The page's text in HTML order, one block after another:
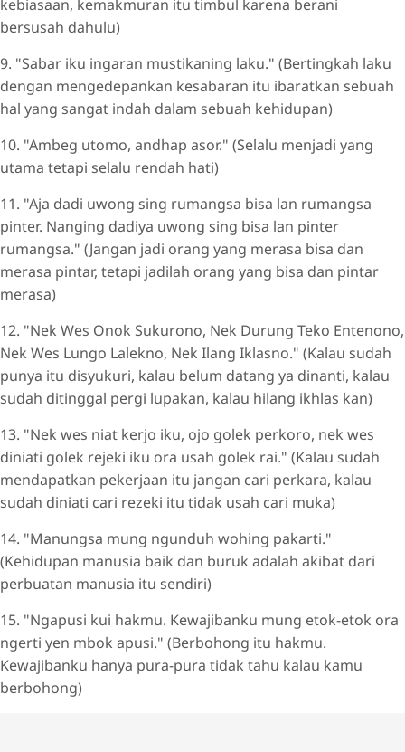
kebiasaan, kemakmuran itu timbul karena berani
bersusah dahulu)
9. "Sabar iku ingaran mustikaning laku." (Bertingkah laku
dengan mengedepankan kesabaran itu ibaratkan sebuah
hal yang sangat indah dalam sebuah kehidupan)
10. "Ambeg utomo, andhap asor." (Selalu menjadi yang
utama tetapi selalu rendah hati)
11. "Aja dadi uwong sing rumangsa bisa lan rumangsa
pinter. Nanging dadiya uwong sing bisa lan pinter
rumangsa." (Jangan jadi orang yang merasa bisa dan
merasa pintar, tetapi jadilah orang yang bisa dan pintar
merasa)
12. "Nek Wes Onok Sukurono, Nek Durung Teko Entenono,
Nek Wes Lungo Lalekno, Nek Ilang Iklasno." (Kalau sudah
punya itu disyukuri, kalau belum datang ya dinanti, kalau
sudah ditinggal pergi lupakan, kalau hilang ikhlas kan)
13. "Nek wes niat kerjo iku, ojo golek perkoro, nek wes
diniati golek rejeki iku ora usah golek rai." (Kalau sudah
mendapatkan pekerjaan itu jangan cari perkara, kalau
sudah diniati cari rezeki itu tidak usah cari muka)
14. "Manungsa mung ngunduh wohing pakarti."
(Kehidupan manusia baik dan buruk adalah akibat dari
perbuatan manusia itu sendiri)
15. "Ngapusi kui hakmu. Kewajibanku mung etok-etok ora
ngerti yen mbok apusi." (Berbohong itu hakmu.
Kewajibanku hanya pura-pura tidak tahu kalau kamu
berbohong)